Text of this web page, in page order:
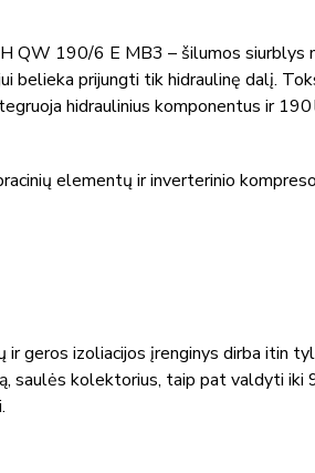
QW 190/6 E MB3 – šilumos siurblys
prijungti tik hidraulinę dalį.
hidraulinius komponentus ir
elementų ir inverterinio
geros izoliacijos įrenginys dirba itin
saulės kolektorius, taip pat valdyti iki